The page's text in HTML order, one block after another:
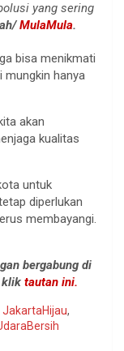
yang sering
MulaMula.
bisa menikmati
mungkin hanya
akan
kualitas
untuk
diperlukan
membayangi.
bergabung di
tautan ini.
JakartaHijau,